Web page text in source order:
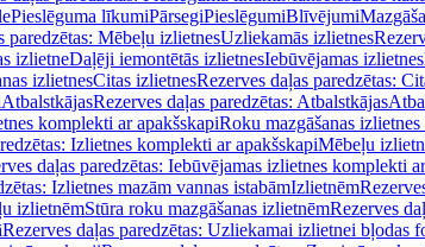
Pieslēguma līkumiPārsegiPieslēgumiBlīvējumi
paredzētas: Mēbeļu izlietnesUzliekamās izlietnes
izlietneDaļēji iemontētās izlietnesIebūvējamas izlietnes
izlietnesCitas izlietnesRezerves daļas paredzētas:
AtbalstkājasRezerves daļas paredzētas: Atbalstkājas
komplekti ar apakšskapiRoku mazgāšanas
Izlietnes komplekti ar apakšskapiMēbeļu
daļas paredzētas: Iebūvējamas izlietnes komplekti
Izlietnes mazām vannas istabāmIzlietnēm
izlietnēmStūra roku mazgāšanas izlietnēmRezerves
Rezerves daļas paredzētas: Uzliekamai izlietnei bļodas